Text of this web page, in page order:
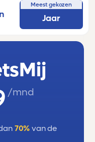
online
Meest gekozen
Jaar
/mnd
70% van de